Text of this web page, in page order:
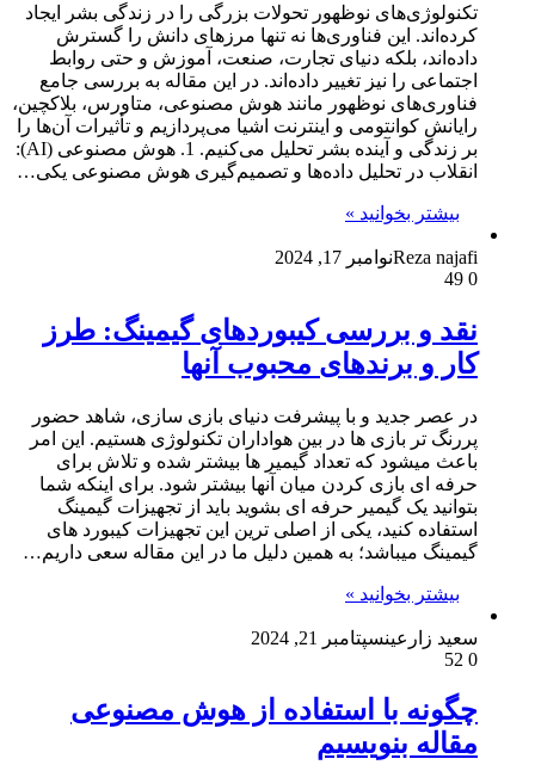
تکنولوژی‌های نوظهور تحولات بزرگی را در زندگی بشر ایجاد
کرده‌اند. این فناوری‌ها نه تنها مرزهای دانش را گسترش
داده‌اند، بلکه دنیای تجارت، صنعت، آموزش و حتی روابط
اجتماعی را نیز تغییر داده‌اند. در این مقاله به بررسی جامع
فناوری‌های نوظهور مانند هوش مصنوعی، متاورس، بلاکچین،
رایانش کوانتومی و اینترنت اشیا می‌پردازیم و تأثیرات آن‌ها را
بر زندگی و آینده بشر تحلیل می‌کنیم. 1. هوش مصنوعی (AI):
انقلاب در تحلیل داده‌ها و تصمیم‌گیری هوش مصنوعی یکی…
بیشتر بخوانید »
Reza najafiنوامبر 17, 2024
0
نقد و بررسی کیبوردهای گیمینگ: طرز
کار و برندهای محبوب آنها
در عصر جدید و با پیشرفت دنیای بازی سازی، شاهد حضور
پررنگ تر بازی ها در بین هواداران تکنولوژی هستیم. این امر
باعث میشود که تعداد گیمیر ها بیشتر شده و تلاش برای
حرفه ای بازی کردن میان آنها بیشتر شود. برای اینکه شما
بتوانید یک گیمیر حرفه ای بشوید باید از تجهیزات گیمینگ
استفاده کنید، یکی از اصلی ترین این تجهیزات کیبورد های
گیمینگ میباشد؛ به همین دلیل ما در این مقاله سعی داریم…
بیشتر بخوانید »
سعید زارعینسپتامبر 21, 2024
0
چگونه با استفاده از هوش مصنوعی
مقاله بنویسیم